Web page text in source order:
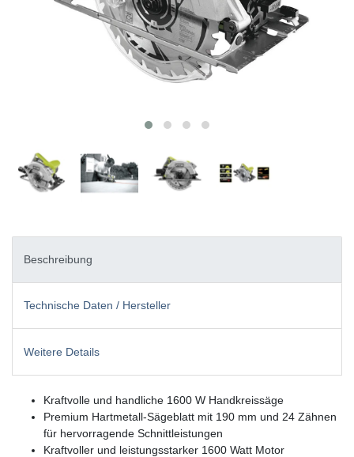
Beschreibung
Technische Daten / Hersteller
Weitere Details
Kraftvolle und handliche 1600 W Handkreissäge
Premium Hartmetall-Sägeblatt mit 190 mm und 24 Zähnen
für hervorragende Schnittleistungen
Kraftvoller und leistungsstarker 1600 Watt Motor